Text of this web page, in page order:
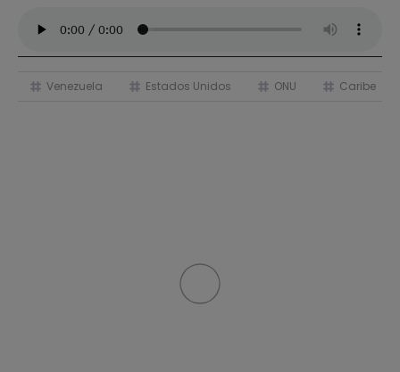
Venezuela Estados Unidos ONU Caribe